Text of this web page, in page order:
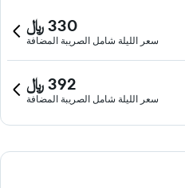
330 ﷼
سعر الليلة شامل الصريبة المضافة
392 ﷼
سعر الليلة شامل الصريبة المضافة